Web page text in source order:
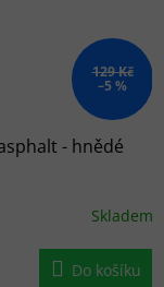
129 Kč
–5 %
- hnědé
Skladem
Do košíku